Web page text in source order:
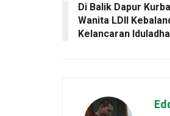
Di Balik Dapur
Wanita LDII
Kelancaran Iduladha